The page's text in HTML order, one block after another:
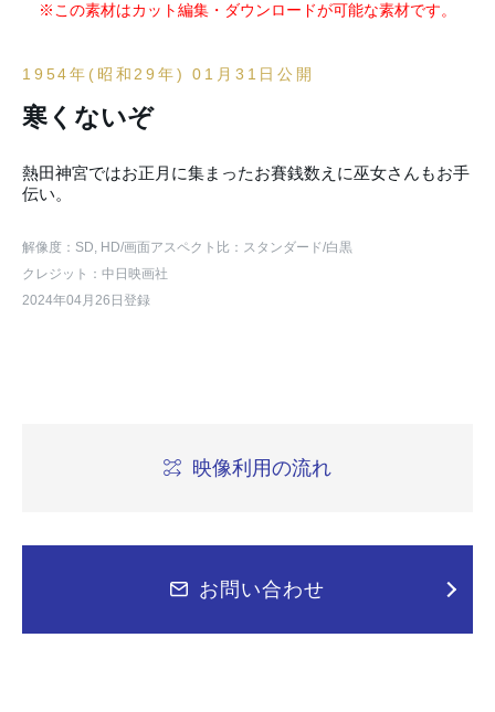
※この素材はカット編集・ダウンロードが可能な素材です。
1954年(昭和29年) 01月31日公開
寒くないぞ
熱田神宮ではお正月に集まったお賽銭数えに巫女さんもお手
伝い。
解像度：SD, HD/画面アスペクト比：スタンダード/白黒
クレジット：中日映画社
2024年04月26日登録
映像利用の流れ
お問い合わせ